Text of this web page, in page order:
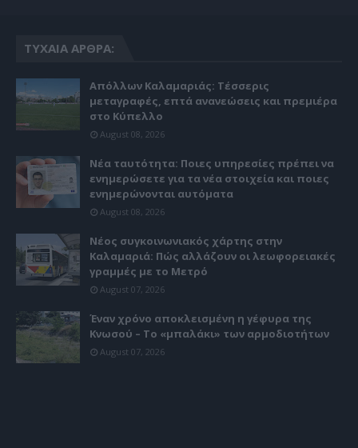
ΤΥΧΑΊΑ ΆΡΘΡΑ:
Απόλλων Καλαμαριάς: Τέσσερις
μεταγραφές, επτά ανανεώσεις και πρεμιέρα
στο Κύπελλο
August 08, 2026
Νέα ταυτότητα: Ποιες υπηρεσίες πρέπει να
ενημερώσετε για τα νέα στοιχεία και ποιες
ενημερώνονται αυτόματα
August 08, 2026
Νέος συγκοινωνιακός χάρτης στην
Καλαμαριά: Πώς αλλάζουν οι λεωφορειακές
γραμμές με το Μετρό
August 07, 2026
Έναν χρόνο αποκλεισμένη η γέφυρα της
Κνωσού – Το «μπαλάκι» των αρμοδιοτήτων
August 07, 2026